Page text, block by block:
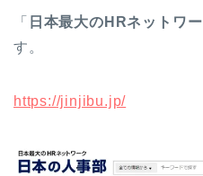
「 日本最大のHRネットワ
す。
https://jinjibu.jp/